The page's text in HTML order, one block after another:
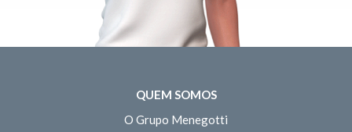
QUEM SOMOS
O Grupo Menegotti